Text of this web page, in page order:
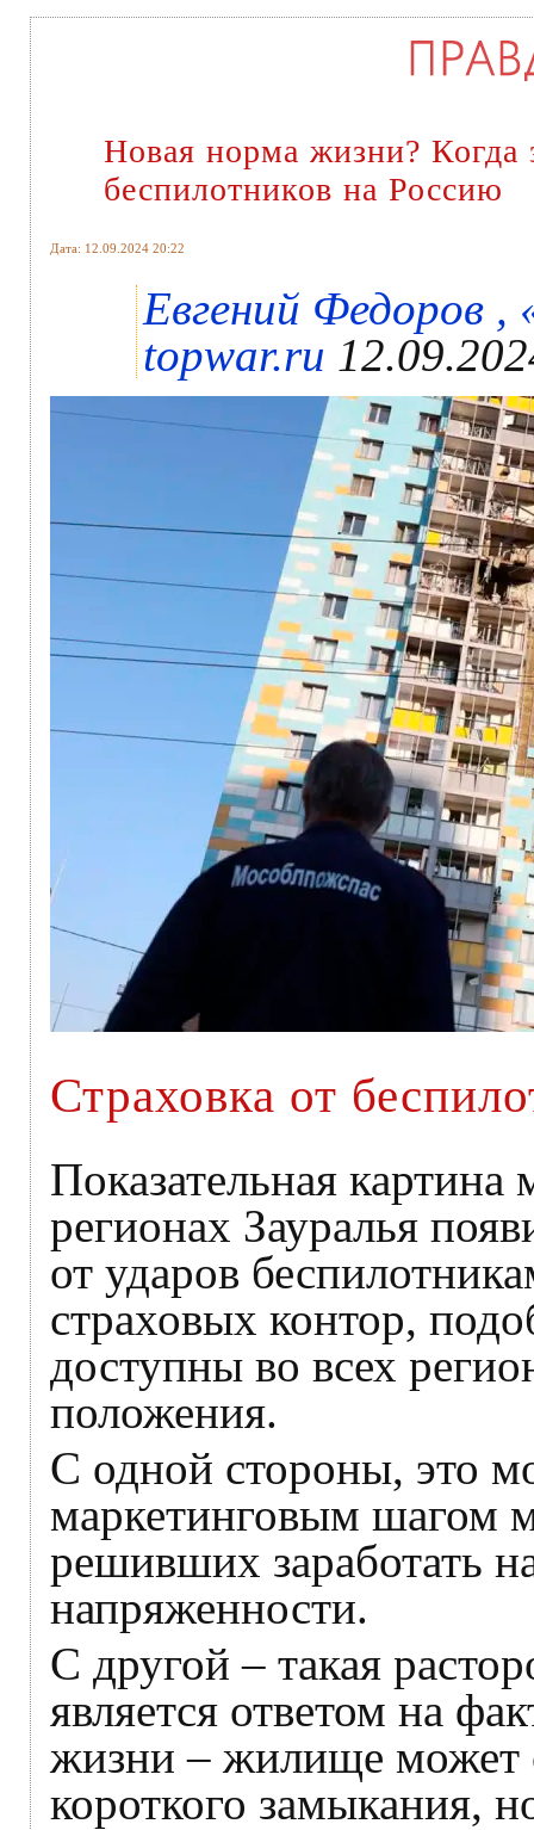
Новая норма жизни? Когда
беспилотников на Россию
Дата: 12.09.2024 20:22
Евгений Федоров ,
topwar.ru
Страховка от
Показательная
регионах Зауралья
от ударов
страховых контор,
доступны во всех
положения.
С одной стороны, это
маркетинговым шагом
решивших заработать
напряженности.
С другой – такая
является ответом на
жизни – жилище может
короткого замыкания,